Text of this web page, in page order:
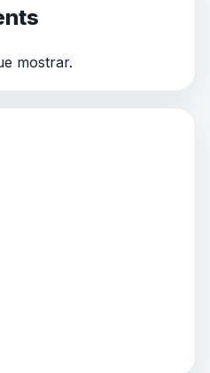
mostrar.